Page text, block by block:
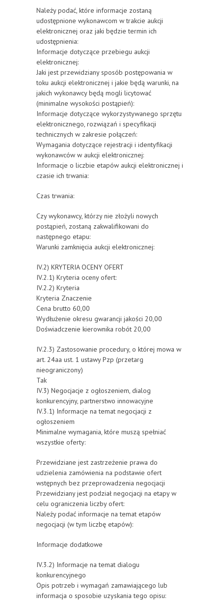
Należy podać, które informacje zostaną
udostępnione wykonawcom w trakcie aukcji
elektronicznej oraz jaki będzie termin ich
udostępnienia:
Informacje dotyczące przebiegu aukcji
elektronicznej:
Jaki jest przewidziany sposób postępowania w
toku aukcji elektronicznej i jakie będą warunki, na
jakich wykonawcy będą mogli licytować
(minimalne wysokości postąpień):
Informacje dotyczące wykorzystywanego sprzętu
elektronicznego, rozwiązań i specyfikacji
technicznych w zakresie połączeń:
Wymagania dotyczące rejestracji i identyfikacji
wykonawców w aukcji elektronicznej:
Informacje o liczbie etapów aukcji elektronicznej i
czasie ich trwania:
Czas trwania:
Czy wykonawcy, którzy nie złożyli nowych
postąpień, zostaną zakwalifikowani do
następnego etapu:
Warunki zamknięcia aukcji elektronicznej:
IV.2) KRYTERIA OCENY OFERT
IV.2.1) Kryteria oceny ofert:
IV.2.2) Kryteria
Kryteria Znaczenie
Cena brutto 60,00
Wydłużenie okresu gwarancji jakości 20,00
Doświadczenie kierownika robót 20,00
IV.2.3) Zastosowanie procedury, o której mowa w
art. 24aa ust. 1 ustawy Pzp (przetarg
nieograniczony)
Tak
IV.3) Negocjacje z ogłoszeniem, dialog
konkurencyjny, partnerstwo innowacyjne
IV.3.1) Informacje na temat negocjacji z
ogłoszeniem
Minimalne wymagania, które muszą spełniać
wszystkie oferty:
Przewidziane jest zastrzeżenie prawa do
udzielenia zamówienia na podstawie ofert
wstępnych bez przeprowadzenia negocjacji
Przewidziany jest podział negocjacji na etapy w
celu ograniczenia liczby ofert:
Należy podać informacje na temat etapów
negocjacji (w tym liczbę etapów):
Informacje dodatkowe
IV.3.2) Informacje na temat dialogu
konkurencyjnego
Opis potrzeb i wymagań zamawiającego lub
informacja o sposobie uzyskania tego opisu: